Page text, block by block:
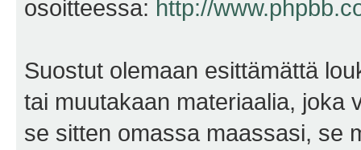
osoitteessa: http://
Suostut olemaan esittämättä
tai muutakaan materiaalia, joka
se sitten omassa maassasi, se